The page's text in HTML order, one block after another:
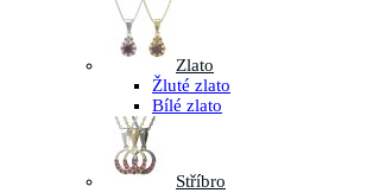
Zlato
Žluté zlato
Bílé zlato
Stříbro